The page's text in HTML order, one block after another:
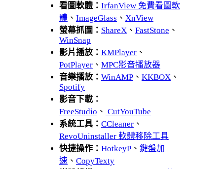
看圖軟體： IrfanView 免費看圖軟
體 、 ImageGlass 、 XnView
螢幕抓圖： ShareX 、 FastStone 、
WinSnap
影片播放： KMPlayer 、
PotPlayer 、 MPC影音播放器
音樂播放： WinAMP 、 KKBOX 、
Spotify
影音下載：
FreeStudio 、 CutYouTube
系統工具： CCleaner 、
RevoUninstaller 軟體移除工具
快捷操作： HotkeyP 、 鍵盤加
速 、 CopyTexty